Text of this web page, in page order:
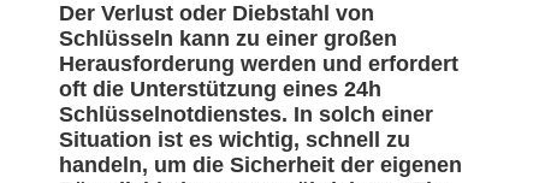
Der Verlust oder Diebstahl von
Schlüsseln kann zu einer großen
Herausforderung werden und erfordert
oft die Unterstützung eines 24h
Schlüsselnotdienstes. In solch einer
Situation ist es wichtig, schnell zu
handeln, um die Sicherheit der eigenen